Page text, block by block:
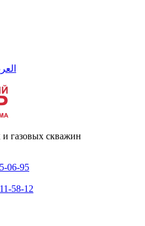
газовых скважин
06-95
58-12